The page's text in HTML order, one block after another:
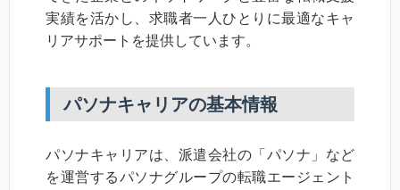
実績を活かし、求職者一人ひとりに最適なキャ
リアサポートを提供しています。
パソナキャリアの基本情報
パソナキャリアは、派遣会社の「パソナ」など
を運営するパソナグループの転職エージェント